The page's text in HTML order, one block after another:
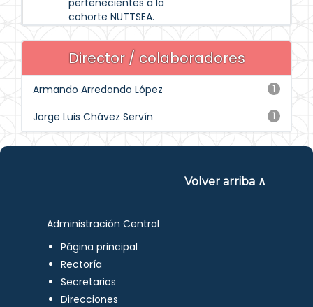
pertenecientes a la
cohorte NUTTSEA.
Director / colaboradores
1
Armando Arredondo López
1
Jorge Luis Chávez Servín
Volver arriba ∧
Administración Central
Página principal
Rectoría
Secretarios
Direcciones